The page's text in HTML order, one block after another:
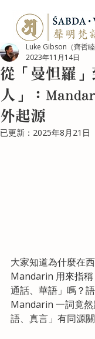
從「曼怛羅
人」：
外起源
Luke Gibson（齊哲睦
2023年11月14日
已更新： 2025年8月21日
大家知道為什麼在
Mandarin 用來指
通話、華語」嗎？
Mandarin 一詞竟
語、真言」有同源關